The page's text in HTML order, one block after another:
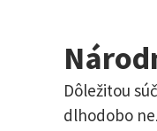
Dôležitou
dlhodobo